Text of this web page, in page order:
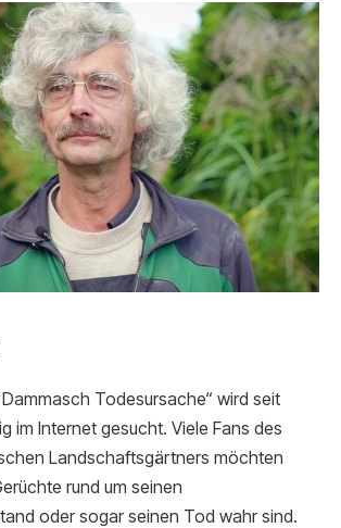
Todesursache“ wird seit
im Internet gesucht. Viele Fans des
Landschaftsgärtners möchten
rund um seinen
oder sogar seinen Tod wahr sind.